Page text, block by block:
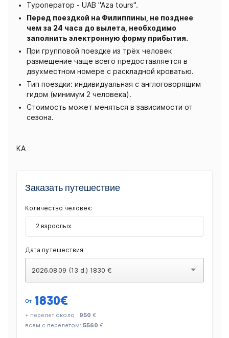
Туроператор - UAB "Aza tours".
Перед поездкой на Филиппины, не позднее
чем за 24 часа до вылета, необходимо
заполнить электронную форму прибытия.
При групповой поездке из трёх человек
размещение чаще всего предоставляется в
двухместном номере с раскладной кроватью.
Тип поездки: индивидуальная с англоговорящим
гидом (минимум 2 человека).
Стоимость может меняться в зависимости от
сезона.
KA
Заказать путешествие
Количество человек:
2 взрослых
Дата путешествия
2026.08.09 (13 d.) 1830 €
От 1830€
+ перелет около : 950 €
всем с перелетом: 5560 €